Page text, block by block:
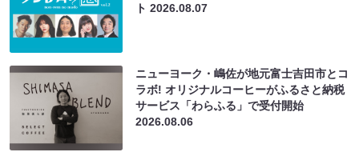
ト2026.08.07
ニューヨーク・嶋佐が地元富士吉田市とコ
ラボ! オリジナルコーヒーがふるさと納税
サービス「わらふる」で受付開始
2026.08.06